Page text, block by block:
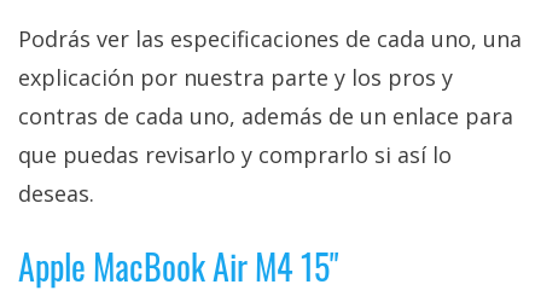
Podrás ver las especificaciones de cada uno, una
explicación por nuestra parte y los pros y
contras de cada uno, además de un enlace para
que puedas revisarlo y comprarlo si así lo
deseas.
Apple MacBook Air M4 15"